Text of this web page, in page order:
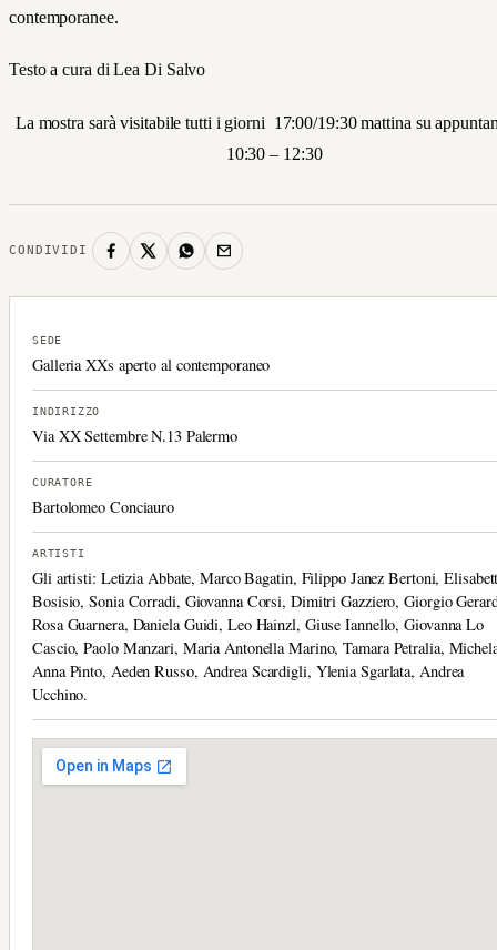
contemporanee.
Testo a cura di Lea Di Salvo
La mostra sarà visitabile tutti i giorni 17:00/19:30 mattina su
10:30 – 12:30
CONDIVIDI
SEDE
Galleria XXs aperto al contemporaneo
INDIRIZZO
Via XX Settembre N.13 Palermo
CURATORE
Bartolomeo Conciauro
ARTISTI
Gli artisti: Letizia Abbate, Marco Bagatin, Filippo Janez Bertoni,
Bosisio, Sonia Corradi, Giovanna Corsi, Dimitri Gazziero, Giorgio
Rosa Guarnera, Daniela Guidi, Leo Hainzl, Giuse Iannello, Giovanna Lo
Cascio, Paolo Manzari, Maria Antonella Marino, Tamara Petralia,
Anna Pinto, Aeden Russo, Andrea Scardigli, Ylenia Sgarlata, Andrea
Ucchino.